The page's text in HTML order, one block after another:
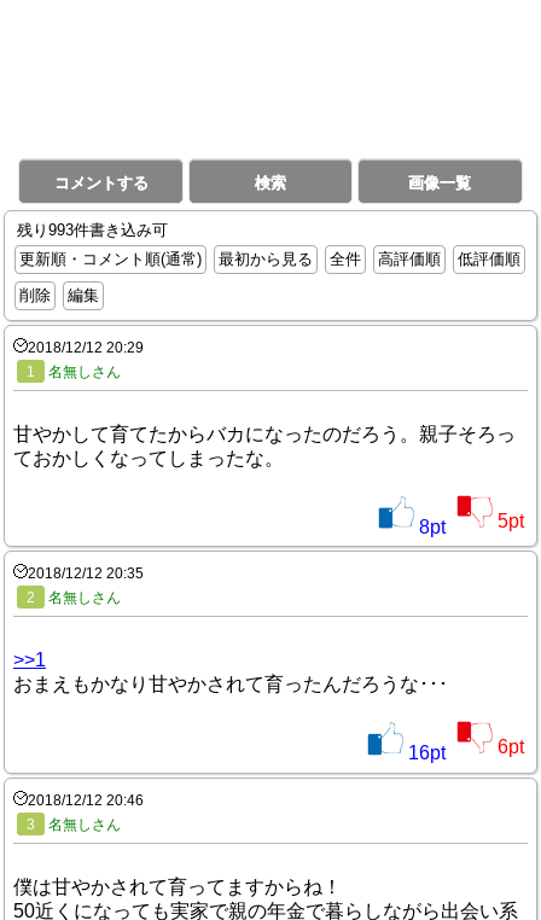
コメントする 検索 画像一覧
残り993件書き込み可
更新順・コメント順(通常)
最初から見る 全件 高評価順
低評価順
削除
編集
2018/12/12 20:29
1
名無しさん
甘やかして育てたからバカになったのだろう。親子そろっ
ておかしくなってしまったな。
8pt 5pt
2018/12/12 20:35
2
名無しさん
>>1
おまえもかなり甘やかされて育ったんだろうな･･･
16pt 6pt
2018/12/12 20:46
3
名無しさん
僕は甘やかされて育ってますからね！
50近くになっても実家で親の年金で暮らしながら出会い系